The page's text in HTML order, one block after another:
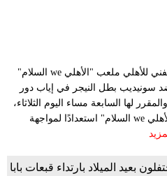
عاين بيتسو موسيماني المدير الفني للأهلي ملعب "الأهلي we السلام"
سونيديب بطل النيجر في إياب دور
والمقرر لها السابعة مساء اليوم الثلاثاء،
حيث وصل فريق الأهلي ملعب "الأهلي we السلام" استعدادًا لمواجهة
بعيد الميلاد بارتداء قبعات بابا